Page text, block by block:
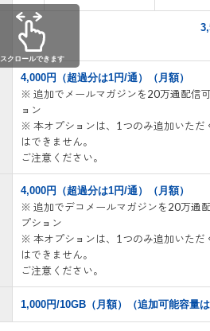
4,000円（超過分は1円/通）（月額）
※ 追加でメールマガジンを20万通配信
ョン
※ 本オプションは、1つのみ追加いた
はできません。
ご注意ください。
4,000円（超過分は1円/通）（月額）
※ 追加でデコメールマガジンを20万通
プション
※ 本オプションは、1つのみ追加いた
はできません。
ご注意ください。
1,000円/10GB（月額）（追加可能容量
スクロールできます